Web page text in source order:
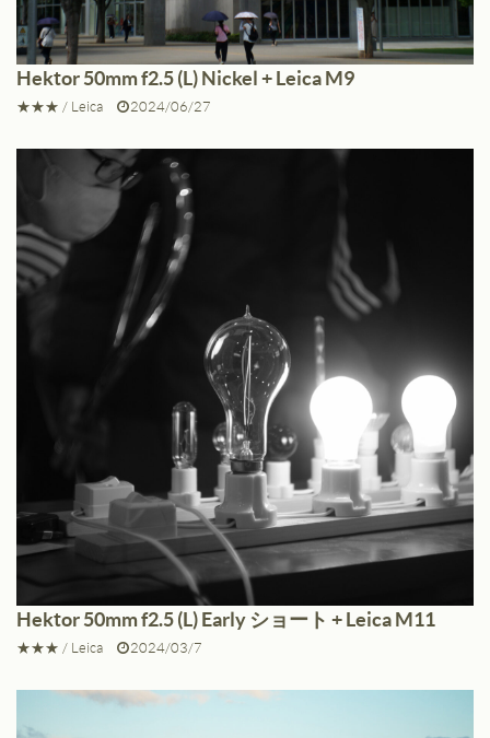
ライカM11、M10-P、M240、SL
シャープネス 中
コントラスト
彩度 中
ソニーα7、α7 III
クリエイティブスタイル スタンダードモード
Hektor 50mm f2.5 (L) Nickel + Leica M9
★★★ / Leica 2024/06/27
Hektor 50mm f2.5 (L) Early ショート + Leica M11
★★★ / Leica 2024/03/7